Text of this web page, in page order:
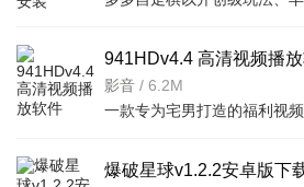
941HDv4.4 高清视频播
影音 / 6.2M
爆破星球v1.2.2安卓版下